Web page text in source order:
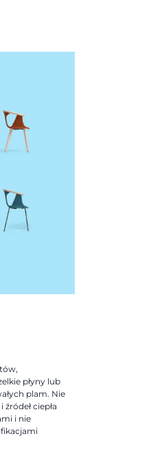
płyny lub
plam. Nie
ciepła
i nie